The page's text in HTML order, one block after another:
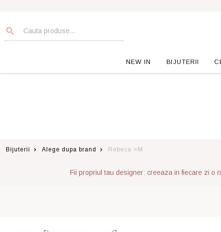
NEW IN BIJUTERII
Bijuterii Alege dupa brand Rebeca >M
Fii propriul tau designer: creeaza in fiecare zi o